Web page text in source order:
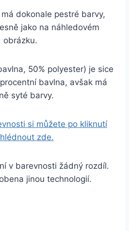
má dokonale pestré barvy,
jako na náhledovém
obrázku.
50% polyester) je sice
bavlna, avšak má
syté barvy.
si můžete po kliknutí
zde.
v barevnosti žádný rozdíl.
jinou technologií.